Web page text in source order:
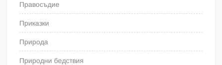
Правосъдие
Приказки
Природа
Природни бедствия